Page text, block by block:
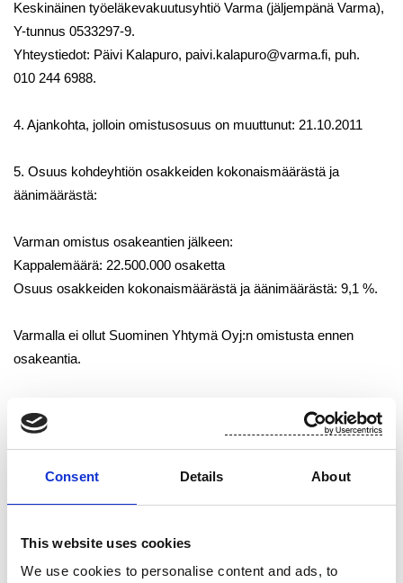
Consent Details About
This website uses cookies
We use cookies to personalise content and ads, to
Keskinäinen työeläkevakuutusyhtiö Varma (jäljempänä Varma),
Y-tunnus 0533297-9.
Yhteystiedot: Päivi Kalapuro, paivi.kalapuro@varma.fi, puh.
010 244 6988.
4. Ajankohta, jolloin omistusosuus on muuttunut: 21.10.2011
5. Osuus kohdeyhtiön osakkeiden kokonaismäärästä ja
äänimäärästä:
Varman omistus osakeantien jälkeen:
Kappalemäärä: 22.500.000 osaketta
Osuus osakkeiden kokonaismäärästä ja äänimäärästä: 9,1 %.
Varmalla ei ollut Suominen Yhtymä Oyj:n omistusta ennen
osakeantia.
21.10.2011 kaupparekisteriin merkitty osakkeiden
kokonaismäärä ja äänimäärä osakeantien jälkeen. Suominen
Yhtymä Oyj:n kaupparekisteriin merkitty osakkeiden lukumäärä
Tampereella 21.10.2011